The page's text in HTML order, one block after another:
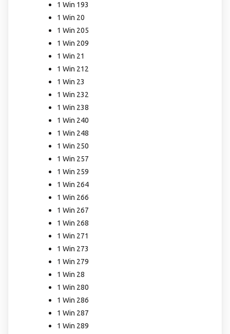
1 Win 193
1 Win 20
1 Win 205
1 Win 209
1 Win 21
1 Win 212
1 Win 23
1 Win 232
1 Win 238
1 Win 240
1 Win 248
1 Win 250
1 Win 257
1 Win 259
1 Win 264
1 Win 266
1 Win 267
1 Win 268
1 Win 271
1 Win 273
1 Win 279
1 Win 28
1 Win 280
1 Win 286
1 Win 287
1 Win 289